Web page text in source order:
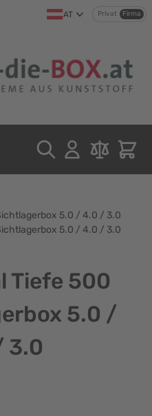
AT Privat Firma
5.0 / 4.0 / 3.0
5.0 / 4.0 / 3.0
Tiefe 500
5.0 /
3.0